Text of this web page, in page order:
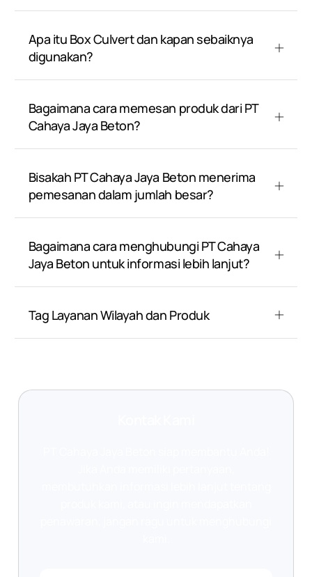
Apa itu Box Culvert dan kapan sebaiknya
digunakan?
Bagaimana cara memesan produk dari PT
Cahaya Jaya Beton?
Bisakah PT Cahaya Jaya Beton menerima
pemesanan dalam jumlah besar?
Bagaimana cara menghubungi PT Cahaya
Jaya Beton untuk informasi lebih lanjut?
Tag Layanan Wilayah dan Produk